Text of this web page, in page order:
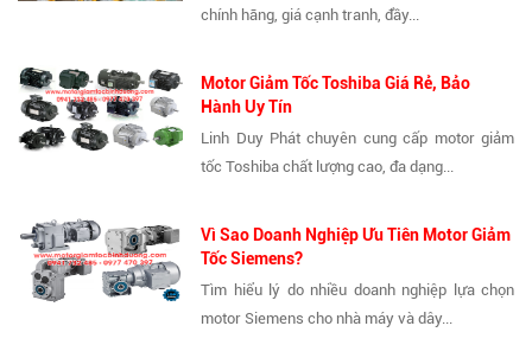
chính hãng, giá cạnh tranh, đầy...
Motor Giảm Tốc Toshiba Giá Rẻ, Bảo
Hành Uy Tín
Linh Duy Phát chuyên cung cấp motor giảm
tốc Toshiba chất lượng cao, đa dạng...
Vì Sao Doanh Nghiệp Ưu Tiên Motor Giảm
Tốc Siemens?
Tìm hiểu lý do nhiều doanh nghiệp lựa chọn
motor Siemens cho nhà máy và dây...